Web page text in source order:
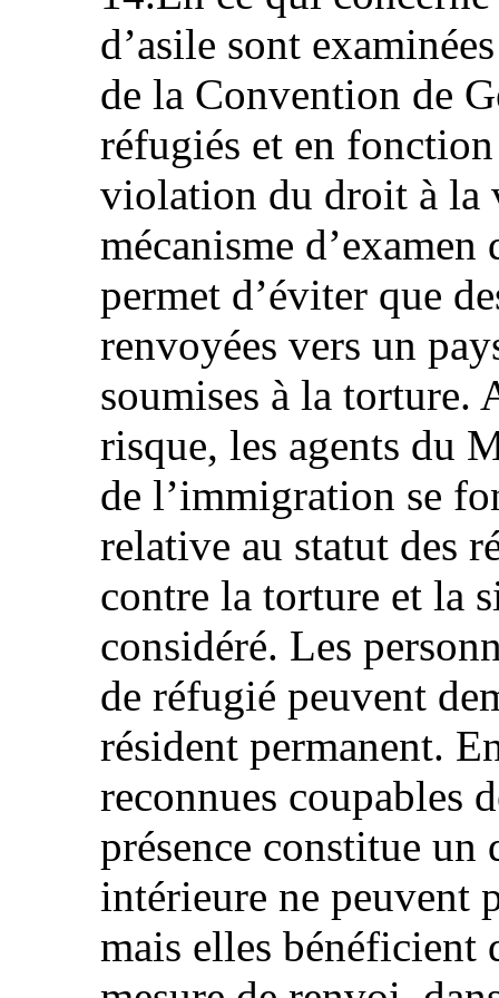
d’asile sont
de la Convention de
réfugiés et en
violation du droit à la
mécanisme
permet d’éviter que
renvoyées vers un
soumises à la torture.
risque, les agents du
de l’immigration se
relative au statut des
contre la torture et la
considéré. Les
de réfugié peuvent
résident permanent.
reconnues coupables
présence constitue un
intérieure ne peuvent
mais elles bénéficient